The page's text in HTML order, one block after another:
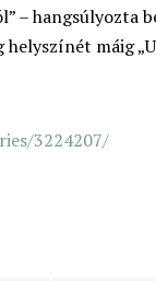
– hangsúlyozta
helyszínét máig
3224207/